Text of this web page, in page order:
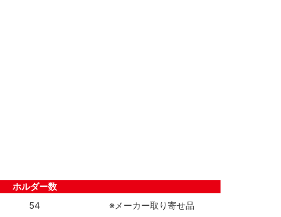
ホルダー数
54 ※メーカー取り寄せ品